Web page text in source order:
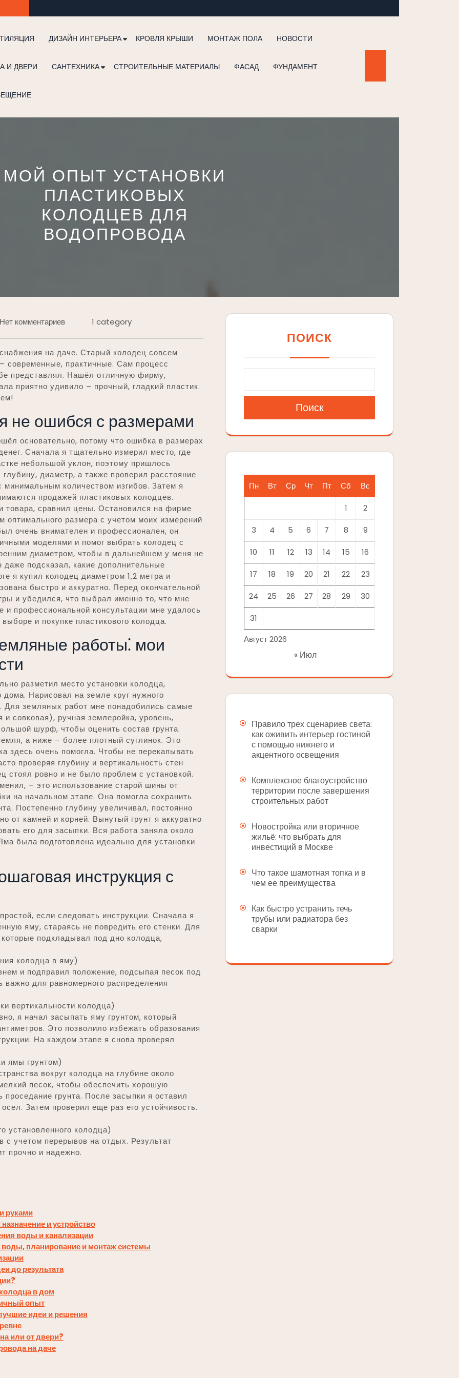
ДИЗАЙН ИНТЕРЬЕРА КРОВЛЯ КРЫШИ МОНТАЖ ПОЛА НОВОСТИ
И ДВЕРИ САНТЕХНИКА СТРОИТЕЛЬНЫЕ МАТЕРИАЛЫ ФАСАД ФУНДАМЕНТ
МОЙ ОПЫТ УСТАНОВКИ
ПЛАСТИКОВЫХ
КОЛОДЦЕВ ДЛЯ
ВОДОПРОВОДА
Нет комментариев 1 category
на даче. Старый колодец совсем
современные, практичные. Сам процесс
представлял. Нашёл отличную фирму,
приятно удивило – прочный, гладкий пластик.
не ошибся с размерами
основательно, потому что ошибка в размерах
Сначала я тщательно измерил место, где
небольшой уклон, поэтому пришлось
диаметр, а также проверил расстояние
количеством изгибов. Затем я
продажей пластиковых колодцев.
товара, сравнил цены. Остановился на фирме
оптимального размера с учетом моих измерений
очень внимателен и профессионален, он
моделями и помог выбрать колодец с
диаметром, чтобы в дальнейшем у меня не
подсказал, какие дополнительные
я купил колодец диаметром 1,2 метра и
быстро и аккуратно. Перед окончательной
и убедился, что выбрал именно то, что мне
и профессиональной консультации мне удалось
и покупке пластикового колодца.
работы⁚ мои
разметил место установки колодца,
Нарисовал на земле круг нужного
Для земляных работ мне понадобились самые
совковая), ручная землеройка, уровень,
шурф, чтобы оценить состав грунта.
а ниже – более плотный суглинок. Это
здесь очень помогла. Чтобы не перекапывать
проверяя глубину и вертикальность стен
стоял ровно и не было проблем с установкой.
– это использование старой шины от
на начальном этапе. Она помогла сохранить
Постепенно глубину увеличивал, постоянно
от камней и корней. Вынутый грунт я аккуратно
его для засыпки. Вся работа заняла около
была подготовлена идеально для установки
инструкция с
если следовать инструкции. Сначала я
яму, стараясь не повредить его стенки. Для
подкладывал под дно колодца,
колодца в яму)
и подправил положение, подсыпая песок под
для равномерного распределения
вертикальности колодца)
я начал засыпать яму грунтом, который
Это позволило избежать образования
На каждом этапе я снова проверял
ямы грунтом)
вокруг колодца на глубине около
песок, чтобы обеспечить хорошую
грунта. После засыпки я оставил
Затем проверил еще раз его устойчивость.
установленного колодца)
с учетом перерывов на отдых. Результат
прочно и надежно.
руками
и устройство
воды и канализации
планирование и монтаж системы
до результата
в дом
опыт
идеи и решения
или от двери?
на даче
ПОИСК
Поиск
Август 2026
Пн Вт Ср Чт Пт Сб Вс
1 2
3 4 5 6 7 8 9
10 11 12 13 14 15 16
17 18 19 20 21 22 23
24 25 26 27 28 29 30
31
« Июл
Правило трех сценариев света:
как оживить интерьер гостиной
с помощью нижнего и
акцентного освещения
Комплексное благоустройство
территории после завершения
строительных работ
Новостройка или вторичное
жильё: что выбрать для
инвестиций в Москве
Что такое шамотная топка и в
чем ее преимущества
Как быстро устранить течь
трубы или радиатора без
сварки